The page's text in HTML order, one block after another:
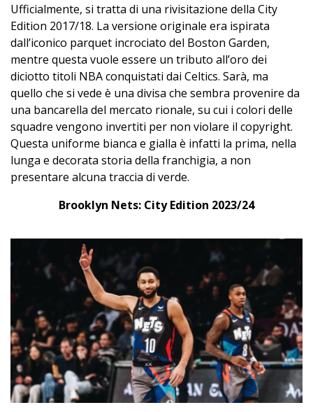
Ufficialmente, si tratta di una rivisitazione della City
Edition 2017/18. La versione originale era ispirata
dall’iconico parquet incrociato del Boston Garden,
mentre questa vuole essere un tributo all’oro dei
diciotto titoli NBA conquistati dai Celtics. Sarà, ma
quello che si vede è una divisa che sembra provenire da
una bancarella del mercato rionale, su cui i colori delle
squadre vengono invertiti per non violare il copyright.
Questa uniforme bianca e gialla è infatti la prima, nella
lunga e decorata storia della franchigia, a non
presentare alcuna traccia di verde.
Brooklyn Nets: City Edition 2023/24